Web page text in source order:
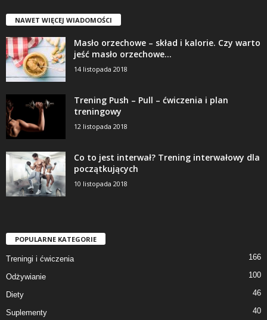
NAWET WIĘCEJ WIADOMOŚCI
Masło orzechowe – skład i kalorie. Czy warto
jeść masło orzechowe...
14 listopada 2018
Trening Push – Pull – ćwiczenia i plan
treningowy
12 listopada 2018
Co to jest interwał? Trening interwałowy dla
początkujących
10 listopada 2018
POPULARNE KATEGORIE
Treningi i ćwiczenia 166
Odżywianie 100
Diety 46
Suplementy 40